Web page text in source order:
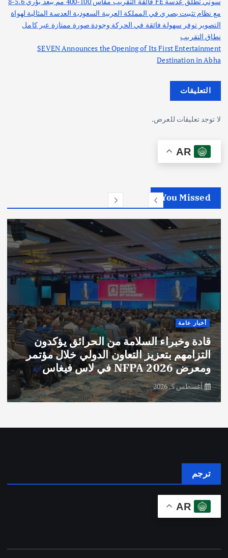
مع نظام تثبيت بصري في المملكة العربية السعودية العدسة المثالية لهواة
التصوير توفر سهولة فائقة في الحركة وجودة صورة ممتازة عبر كامل
نطاق التقريب
SEVEN Announces the Opening of Its First Entertainment
Destination in Abha
التعليقات
لا توجد تعليقات للعرض.
AR
You Missed
أخبار عامة
قادة وخبراء السلامة من الحرائق يؤكدون
التزامهم بتعزيز التعاون الدولي خلال مؤتمر
ومعرض NFPA 2026 في لاس فيغاس
أغسطس 5, 2026
ترجم
AR